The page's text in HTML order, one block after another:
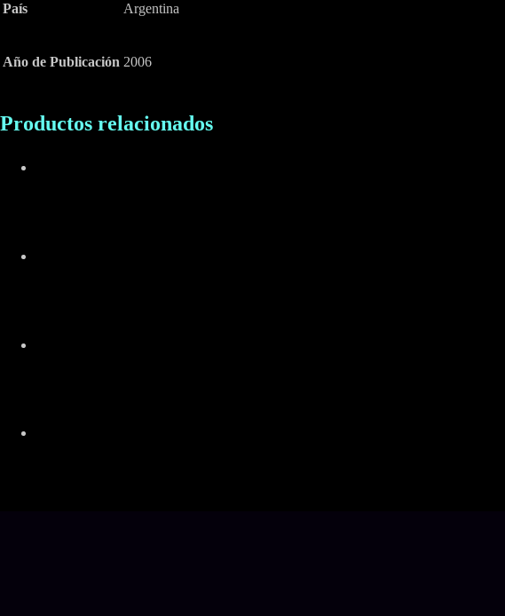
País Argentina
Año de Publicación 2006
Productos relacionados